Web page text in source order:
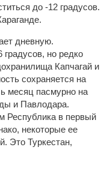
до -12 градусов.
дневную.
но редко
Капчагай и
сохраняется на
месяц пасмурно на
и Павлодара.
Республика в первый
некоторые ее
Это Туркестан,